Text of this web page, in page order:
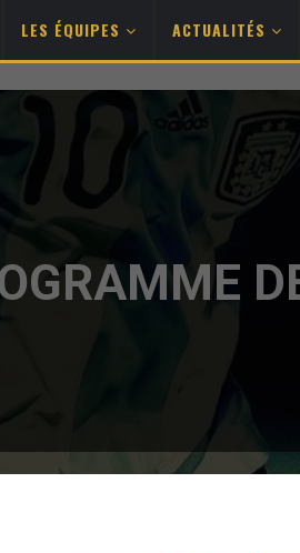
LES ÉQUIPES ACTUALITÉS